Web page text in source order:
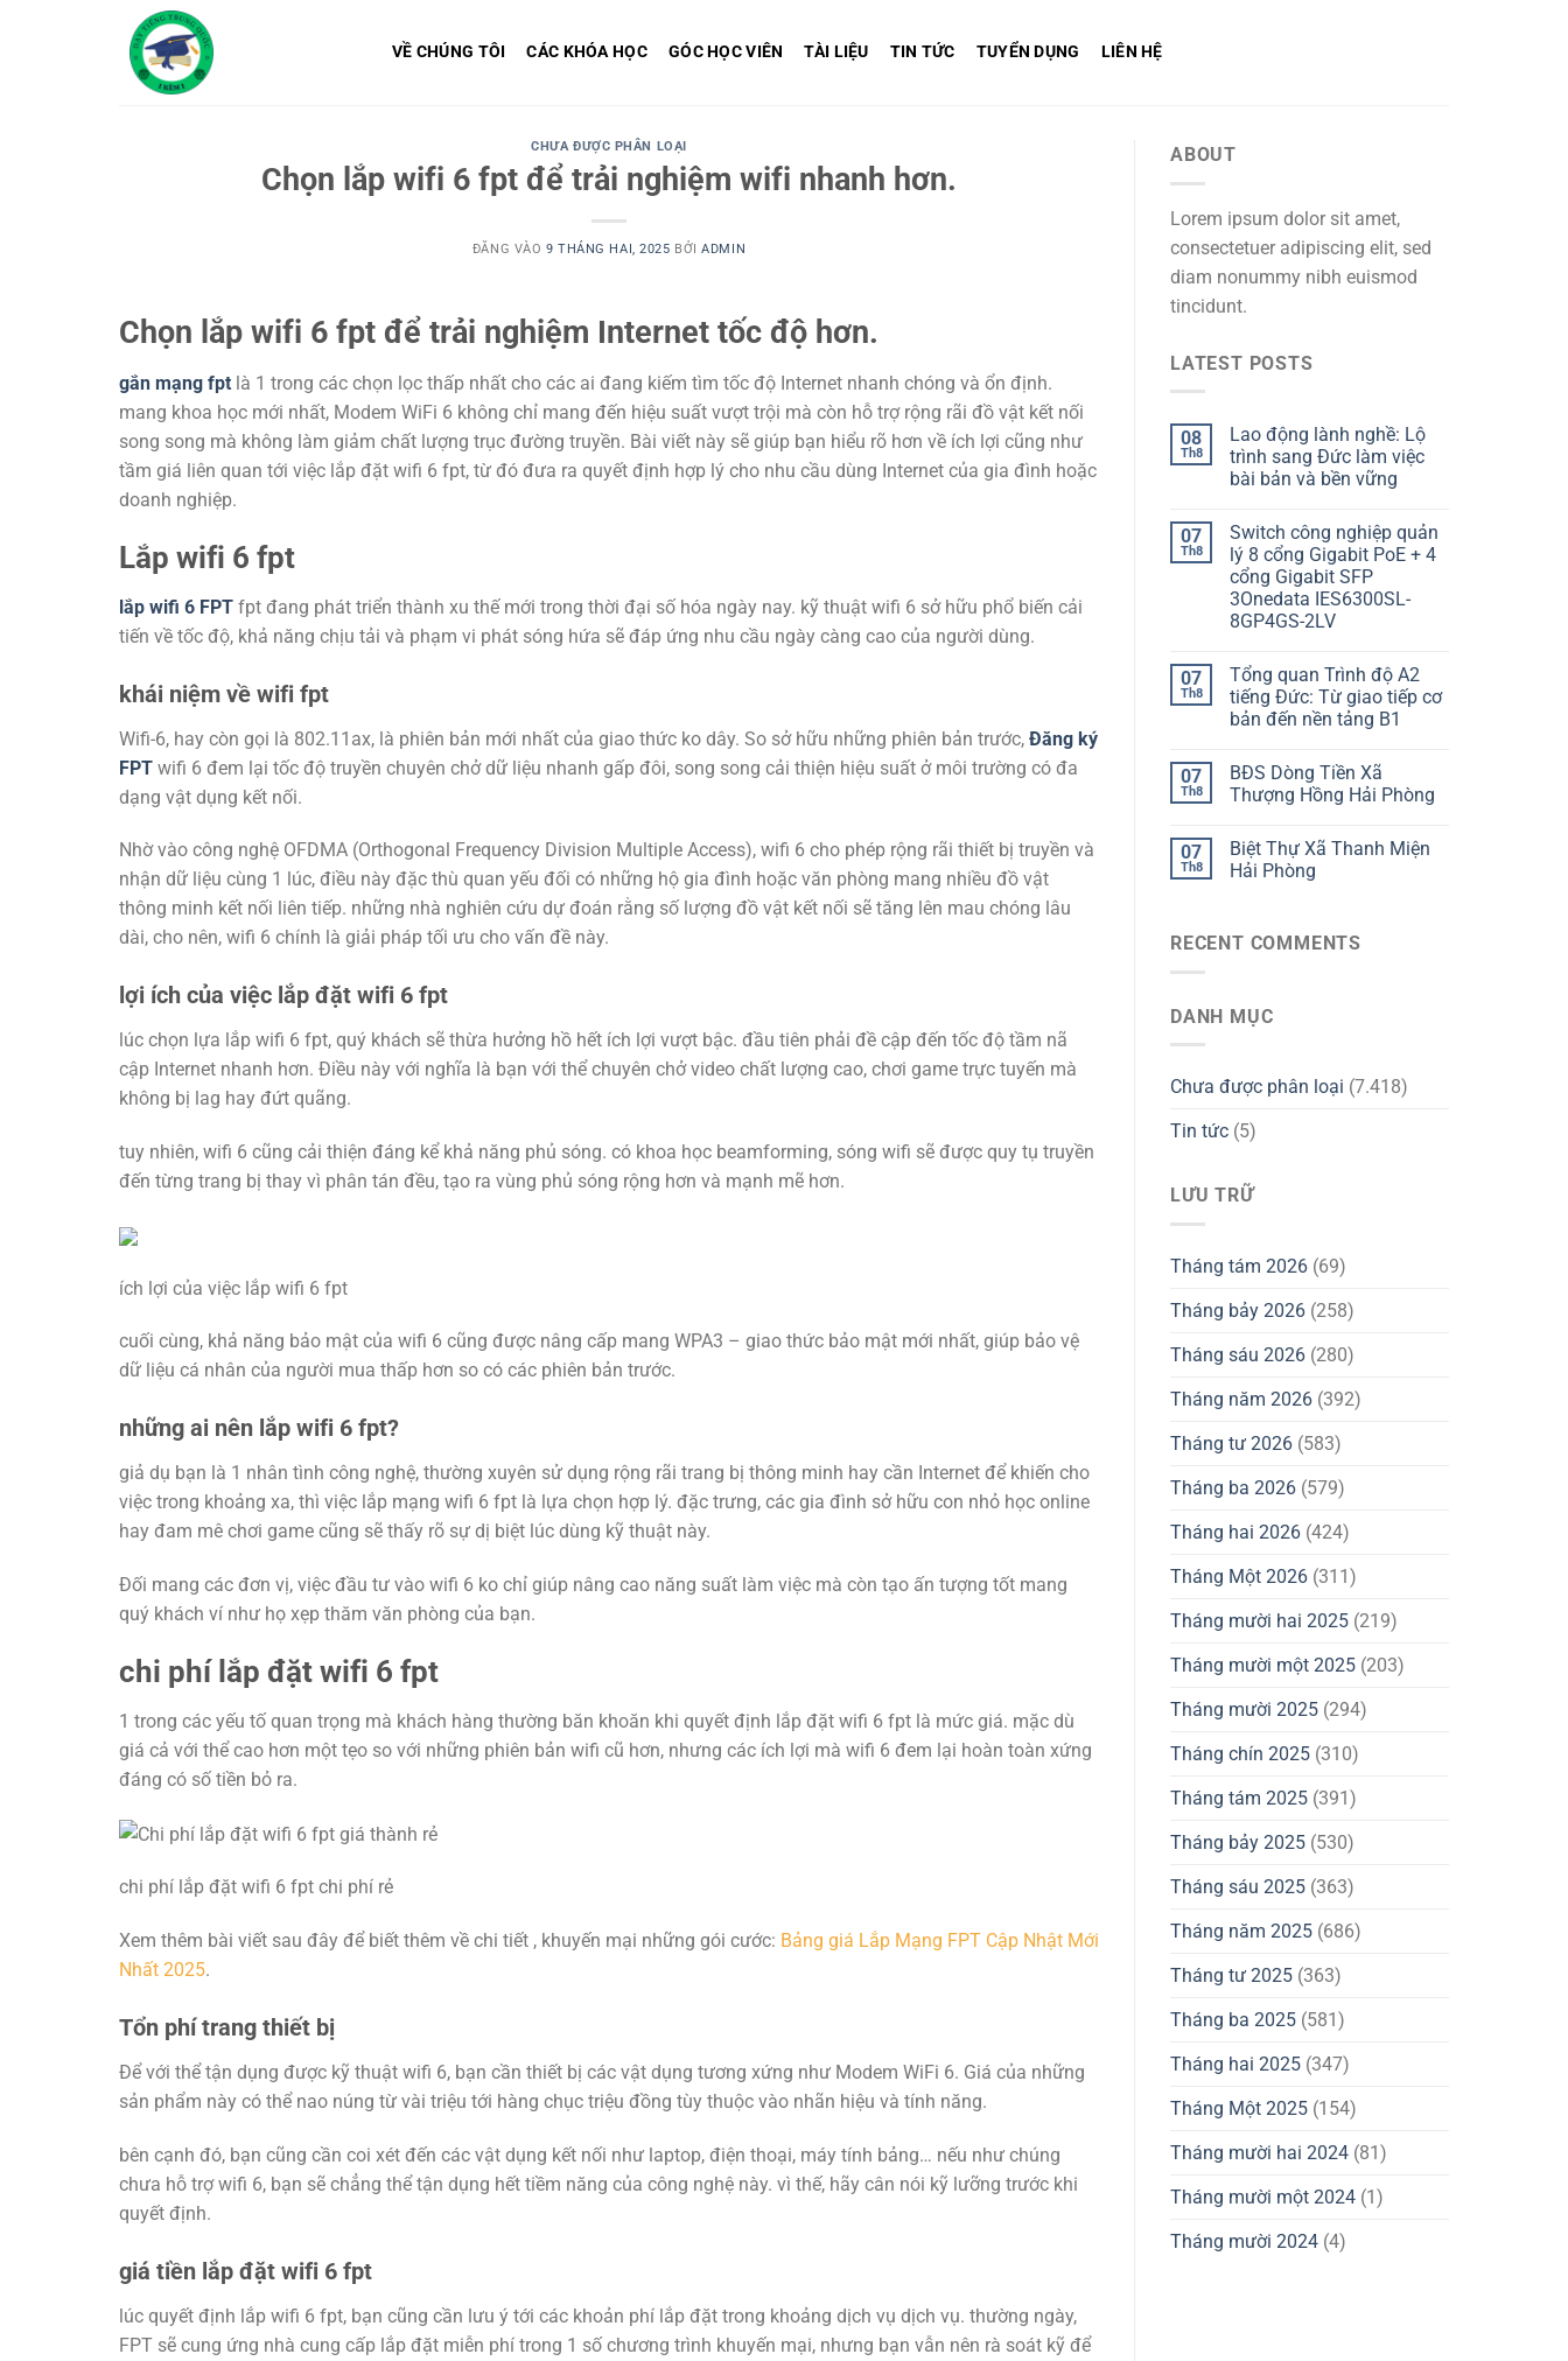
VỀ CHÚNG TÔI CÁC KHÓA HỌC GÓC HỌC VIÊN TÀI LIỆU TIN TỨC TUYỂN DỤNG LIÊN HỆ
CHƯA ĐƯỢC PHÂN LOẠI
Chọn lắp wifi 6 fpt để trải nghiệm wifi nhanh hơn.
ĐĂNG VÀO 9 THÁNG HAI, 2025 BỞIADMIN
Chọn lắp wifi 6 fpt để trải nghiệm Internet tốc độ hơn.
gắn mạng fpt là 1 trong các chọn lọc thấp nhất cho các ai đang kiếm tìm tốc độ Internet nhanh chóng và ổn định.
mang khoa học mới nhất, Modem WiFi 6 không chỉ mang đến hiệu suất vượt trội mà còn hỗ trợ rộng rãi đồ vật kết nối
song song mà không làm giảm chất lượng trục đường truyền. Bài viết này sẽ giúp bạn hiểu rõ hơn về ích lợi cũng như
tầm giá liên quan tới việc lắp đặt wifi 6 fpt, từ đó đưa ra quyết định hợp lý cho nhu cầu dùng Internet của gia đình hoặc
doanh nghiệp.
Lắp wifi 6 fpt
lắp wifi 6 FPT fpt đang phát triển thành xu thế mới trong thời đại số hóa ngày nay. kỹ thuật wifi 6 sở hữu phổ biến cải
tiến về tốc độ, khả năng chịu tải và phạm vi phát sóng hứa sẽ đáp ứng nhu cầu ngày càng cao của người dùng.
khái niệm về wifi fpt
Wifi-6, hay còn gọi là 802.11ax, là phiên bản mới nhất của giao thức ko dây. So sở hữu những phiên bản trước, Đăng ký
FPT wifi 6 đem lại tốc độ truyền chuyên chở dữ liệu nhanh gấp đôi, song song cải thiện hiệu suất ở môi trường có đa
dạng vật dụng kết nối.
Nhờ vào công nghệ OFDMA (Orthogonal Frequency Division Multiple Access), wifi 6 cho phép rộng rãi thiết bị truyền và
nhận dữ liệu cùng 1 lúc, điều này đặc thù quan yếu đối có những hộ gia đình hoặc văn phòng mang nhiều đồ vật
thông minh kết nối liên tiếp. những nhà nghiên cứu dự đoán rằng số lượng đồ vật kết nối sẽ tăng lên mau chóng lâu
dài, cho nên, wifi 6 chính là giải pháp tối ưu cho vấn đề này.
lợi ích của việc lắp đặt wifi 6 fpt
lúc chọn lựa lắp wifi 6 fpt, quý khách sẽ thừa hưởng hồ hết ích lợi vượt bậc. đầu tiên phải đề cập đến tốc độ tầm nã
cập Internet nhanh hơn. Điều này với nghĩa là bạn với thể chuyên chở video chất lượng cao, chơi game trực tuyến mà
không bị lag hay đứt quãng.
tuy nhiên, wifi 6 cũng cải thiện đáng kể khả năng phủ sóng. có khoa học beamforming, sóng wifi sẽ được quy tụ truyền
đến từng trang bị thay vì phân tán đều, tạo ra vùng phủ sóng rộng hơn và mạnh mẽ hơn.
ích lợi của việc lắp wifi 6 fpt
cuối cùng, khả năng bảo mật của wifi 6 cũng được nâng cấp mang WPA3 – giao thức bảo mật mới nhất, giúp bảo vệ
dữ liệu cá nhân của người mua thấp hơn so có các phiên bản trước.
những ai nên lắp wifi 6 fpt?
giả dụ bạn là 1 nhân tình công nghệ, thường xuyên sử dụng rộng rãi trang bị thông minh hay cần Internet để khiến cho
việc trong khoảng xa, thì việc lắp mạng wifi 6 fpt là lựa chọn hợp lý. đặc trưng, các gia đình sở hữu con nhỏ học online
hay đam mê chơi game cũng sẽ thấy rõ sự dị biệt lúc dùng kỹ thuật này.
Đối mang các đơn vị, việc đầu tư vào wifi 6 ko chỉ giúp nâng cao năng suất làm việc mà còn tạo ấn tượng tốt mang
quý khách ví như họ xẹp thăm văn phòng của bạn.
chi phí lắp đặt wifi 6 fpt
1 trong các yếu tố quan trọng mà khách hàng thường băn khoăn khi quyết định lắp đặt wifi 6 fpt là mức giá. mặc dù
giá cả với thể cao hơn một tẹo so với những phiên bản wifi cũ hơn, nhưng các ích lợi mà wifi 6 đem lại hoàn toàn xứng
đáng có số tiền bỏ ra.
chi phí lắp đặt wifi 6 fpt chi phí rẻ
Xem thêm bài viết sau đây để biết thêm về chi tiết , khuyến mại những gói cước: Bảng giá Lắp Mạng FPT Cập Nhật Mới
Nhất 2025.
Tổn phí trang thiết bị
Để với thể tận dụng được kỹ thuật wifi 6, bạn cần thiết bị các vật dụng tương xứng như Modem WiFi 6. Giá của những
sản phẩm này có thể nao núng từ vài triệu tới hàng chục triệu đồng tùy thuộc vào nhãn hiệu và tính năng.
bên cạnh đó, bạn cũng cần coi xét đến các vật dụng kết nối như laptop, điện thoại, máy tính bảng… nếu như chúng
chưa hỗ trợ wifi 6, bạn sẽ chẳng thể tận dụng hết tiềm năng của công nghệ này. vì thế, hãy cân nói kỹ lưỡng trước khi
quyết định.
giá tiền lắp đặt wifi 6 fpt
lúc quyết định lắp wifi 6 fpt, bạn cũng cần lưu ý tới các khoản phí lắp đặt trong khoảng dịch vụ dịch vụ. thường ngày,
FPT sẽ cung ứng nhà cung cấp lắp đặt miễn phí trong 1 số chương trình khuyến mại, nhưng bạn vẫn nên rà soát kỹ để
ABOUT
Lorem ipsum dolor sit amet,
consectetuer adipiscing elit, sed
diam nonummy nibh euismod
tincidunt.
LATEST POSTS
08
Th8
Lao động lành nghề: Lộ
trình sang Đức làm việc
bài bản và bền vững
07
Th8
Switch công nghiệp quản
lý 8 cổng Gigabit PoE + 4
cổng Gigabit SFP
3Onedata IES6300SL-
8GP4GS-2LV
07
Th8
Tổng quan Trình độ A2
tiếng Đức: Từ giao tiếp cơ
bản đến nền tảng B1
07
Th8
BĐS Dòng Tiền Xã
Thượng Hồng Hải Phòng
07
Th8
Biệt Thự Xã Thanh Miện
Hải Phòng
RECENT COMMENTS
DANH MỤC
Chưa được phân loại (7.418)
Tin tức (5)
LƯU TRỮ
Tháng tám 2026 (69)
Tháng bảy 2026 (258)
Tháng sáu 2026 (280)
Tháng năm 2026 (392)
Tháng tư 2026 (583)
Tháng ba 2026 (579)
Tháng hai 2026 (424)
Tháng Một 2026 (311)
Tháng mười hai 2025 (219)
Tháng mười một 2025 (203)
Tháng mười 2025 (294)
Tháng chín 2025 (310)
Tháng tám 2025 (391)
Tháng bảy 2025 (530)
Tháng sáu 2025 (363)
Tháng năm 2025 (686)
Tháng tư 2025 (363)
Tháng ba 2025 (581)
Tháng hai 2025 (347)
Tháng Một 2025 (154)
Tháng mười hai 2024 (81)
Tháng mười một 2024 (1)
Tháng mười 2024 (4)